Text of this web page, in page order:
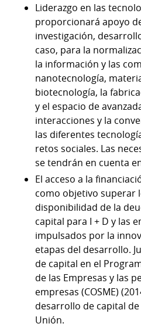
Liderazgo en las
proporcionará apoyo
investigación,
caso, para la
la información y las
nanotecnología,
biotecnología, la
y el espacio de
interacciones y la
las diferentes
retos sociales. Las
se tendrán en cuenta
El acceso a la
como objetivo superar
disponibilidad de la
capital para I + D y las
impulsados por la
etapas del desarrollo.
de capital en el
de las Empresas y las
empresas (COSME)
desarrollo de capital
Unión.